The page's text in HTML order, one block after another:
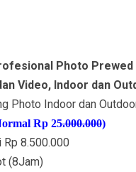
Photo Prewed
Video, Indoor dan
Photo Indoor dan
Rp 25.000.000)
8.500.000
(8Jam)